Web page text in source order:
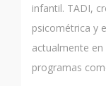
infantil. TADI,
psicométrica y
actualmente
programas